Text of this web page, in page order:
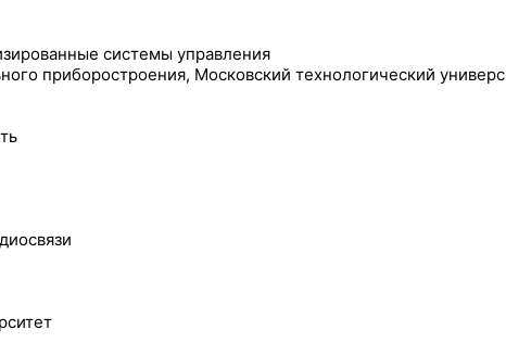
системы управления
приборостроения, Московский технологический